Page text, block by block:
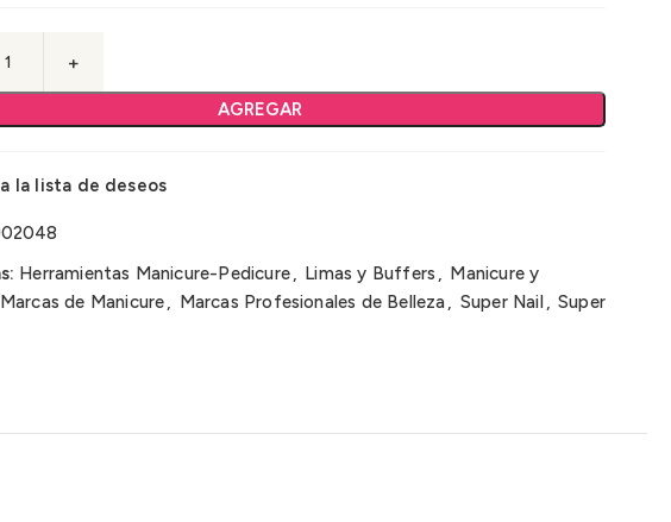
AGREGAR
la lista de deseos
Herramientas Manicure-Pedicure, Limas y Buffers , Manicure y
Marcas de Manicure, Marcas Profesionales de Belleza, Super Nail, Super